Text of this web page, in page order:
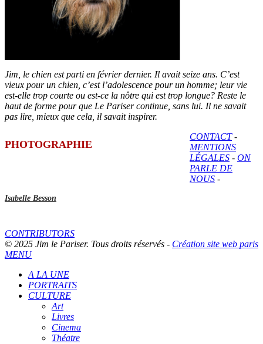
Jim, le chien est parti en février dernier. Il avait seize ans. C’est
vieux pour un chien, c’est l’adolescence pour un homme; leur vie
est-elle trop courte ou est-ce la nôtre qui est trop longue? Reste le
haut de forme pour que Le Pariser continue, sans lui. Il ne savait
pas lire, mieux que cela, il savait inspirer.
PHOTOGRAPHIE
Isabelle Besson
CONTACT-
MENTIONS
LÉGALES - ON
PARLE DE
NOUS -
CONTRIBUTORS
© 2025 Jim le Pariser. Tous droits réservés - Création site web paris
MENU
A LA UNE
PORTRAITS
CULTURE
Art
Livres
Cinema
Théatre